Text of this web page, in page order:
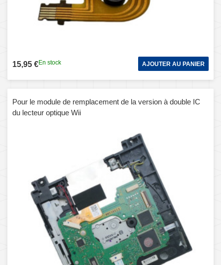
15,95 €En stock AJOUTER AU PANIER
Pour le module de remplacement de la version à double IC
du lecteur optique Wii